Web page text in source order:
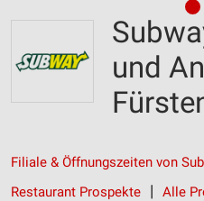
und
Filiale & Öffnungszeiten von
Restaurant Prospekte
Alle